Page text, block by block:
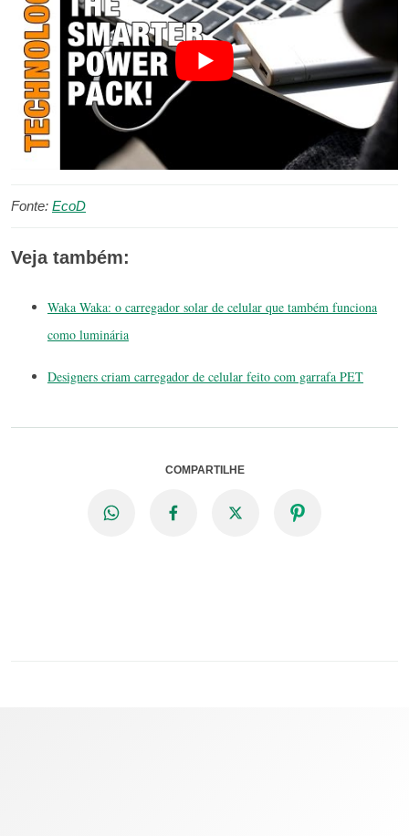
Fonte: EcoD
Veja também:
Waka Waka: o carregador solar de celular que também funciona
como luminária
Designers criam carregador de celular feito com garrafa PET
COMPARTILHE